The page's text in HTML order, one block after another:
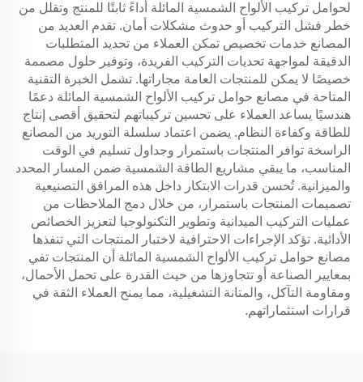
لحوامل تركيب الألواح الشمسية المائلة أداءً ثابتًا للمنتج وتقلل من
خطر فشل التركيب أو حدوث مشكلات أمان. تقدم العديد من
المصانع خدمات تخصيص تمكن العملاء من تحديد المتطلبات
الدقيقة لمواجهة تحديات التركيب الفريدة، وتوفير حلول مصممة
خصيصًا لا يمكن للمنتجات العامة مجاراتها. تشمل الخبرة التقنية
المتاحة في مصانع حوامل تركيب الألواح الشمسية المائلة دعمًا
هندسيًا يساعد العملاء على تحسين تركيباتهم لتحقيق أقصى إنتاج
للطاقة وكفاءة النظام. يضمن اعتماد سلسلة التوريد من المصانع
الراسخة توافر المنتجات باستمرار وجداول تسليم في الوقت
المناسب، ما يبقي مشاريع الطاقة الشمسية ضمن المسار المحدد
والميزانية. تُحسن قدرات الابتكار داخل هذه المرافق التصنيعية
تصميمات المنتجات باستمرار، من خلال دمج الملاحظات من
عمليات التركيب الميدانية وتطوير التكنولوجيا لتعزيز الخصائص
الأدائية. تؤكد الإجراءات الاحترافية لاختبار المنتجات التي تنفذها
مصانع حوامل تركيب الألواح الشمسية المائلة أن المنتجات تفي
بمعايير الصناعة أو تتجاوزها من حيث القدرة على تحمل الأحمال،
ومقاومة التآكل، والمتانة التشغيلية، مما يمنح العملاء الثقة في
قرارات استثماراتهم.